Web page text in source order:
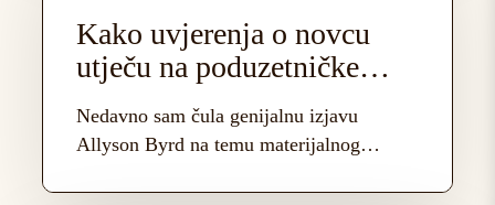
novcu
poduzetničke
rezultate
Kako uvjerenja o novcu
utječu na poduzetničke
rezultate
Nedavno sam čula genijalnu izjavu
Allyson Byrd na temu materijalnog…